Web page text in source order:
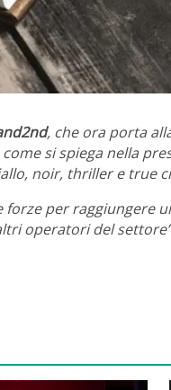
, che ora porta
si spiega nella
noir, thriller e true
per raggiungere
operatori del